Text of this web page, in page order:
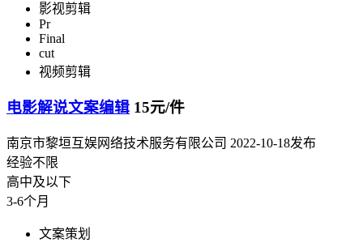
影视剪辑
Pr
Final
cut
视频剪辑
电影解说文案编辑 15元/件
南京市黎垣互娱网络技术服务有限公司 2022-10-18发布
经验不限
高中及以下
3-6个月
文案策划